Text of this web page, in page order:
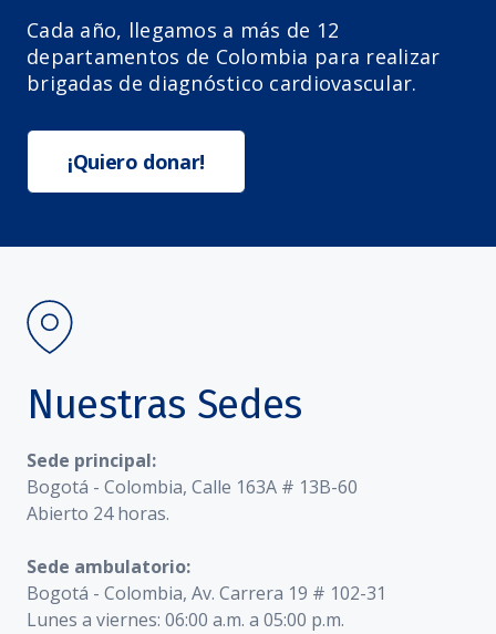
Cada año, llegamos a más de 12
departamentos de Colombia para realizar
brigadas de diagnóstico cardiovascular.
¡Quiero donar!
Nuestras Sedes
Sede principal:
Bogotá - Colombia, Calle 163A # 13B-60
Abierto 24 horas.
Sede ambulatorio:
Bogotá - Colombia, Av. Carrera 19 # 102-31
Lunes a viernes: 06:00 a.m. a 05:00 p.m.